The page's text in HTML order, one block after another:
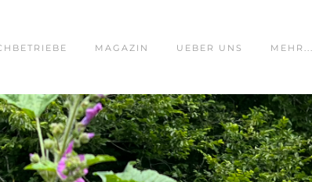
MAGAZIN UEBER UNS MEHR...